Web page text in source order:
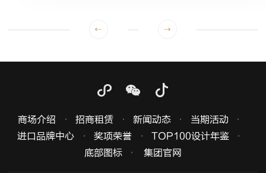
商场介绍 招商租赁 新闻动态
当期活动
进口品牌中心
奖项荣誉
TOP100设计年鉴
底部图标
集团官网